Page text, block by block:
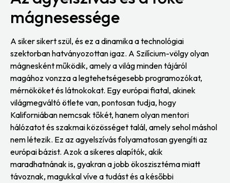
mágnesessége
A siker sikert szül, és ez a dinamika a technológiai
szektorban hatványozottan igaz. A Szilícium-völgy olyan
mágnesként működik, amely a világ minden tájáról
magához vonzza a legtehetségesebb programozókat,
mérnököket és látnokokat. Egy európai fiatal, akinek
világmegváltó ötlete van, pontosan tudja, hogy
Kaliforniában nemcsak tőkét, hanem olyan mentori
hálózatot és szakmai közösséget talál, amely sehol máshol
nem létezik. Ez az agyelszívás folyamatosan gyengíti az
európai bázist. Azok a sikeres alapítók, akik
maradhatnának is, gyakran a jobb ökoszisztéma miatt
távoznak, magukkal víve a tudást és a későbbi